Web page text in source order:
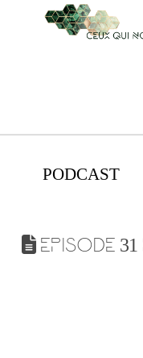
PODCAST
EPISODE 31